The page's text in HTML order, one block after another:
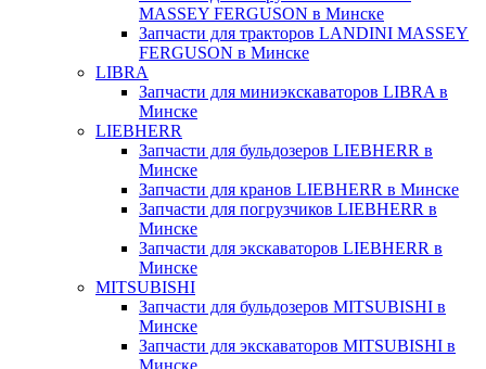
MASSEY FERGUSON в Минске
Запчасти для тракторов LANDINI MASSEY
FERGUSON в Минске
LIBRA
Запчасти для миниэкскаваторов LIBRA в
Минске
LIEBHERR
Запчасти для бульдозеров LIEBHERR в
Минске
Запчасти для кранов LIEBHERR в Минске
Запчасти для погрузчиков LIEBHERR в
Минске
Запчасти для экскаваторов LIEBHERR в
Минске
MITSUBISHI
Запчасти для бульдозеров MITSUBISHI в
Минске
Запчасти для экскаваторов MITSUBISHI в
Минске